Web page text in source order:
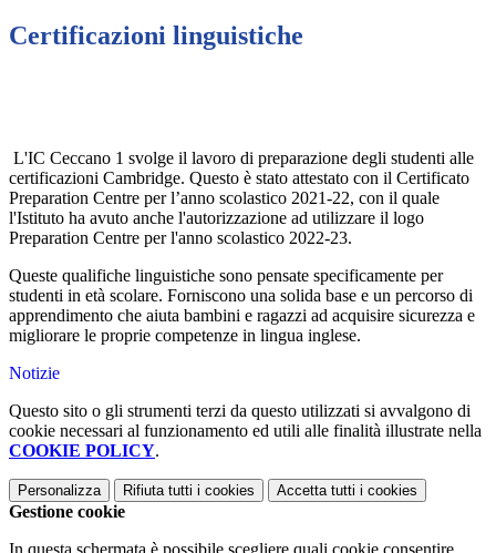
Certificazioni linguistiche
L'IC Ceccano 1 svolge il lavoro di preparazione degli studenti alle
certificazioni Cambridge. Questo è stato attestato con il Certificato
Preparation Centre per l’anno scolastico 2021-22, con il quale
l'Istituto ha avuto anche l'autorizzazione ad utilizzare il logo
Preparation Centre per l'anno scolastico 2022-23.
Queste qualifiche linguistiche sono pensate specificamente per
studenti in età scolare. Forniscono una solida base e un percorso di
apprendimento che aiuta bambini e ragazzi ad acquisire sicurezza e
migliorare le proprie competenze in lingua inglese.
Notizie
Questo sito o gli strumenti terzi da questo utilizzati si avvalgono di
cookie necessari al funzionamento ed utili alle finalità illustrate nella
COOKIE POLICY.
Personalizza Rifiuta tutti i cookies Accetta tutti i cookies
Gestione cookie